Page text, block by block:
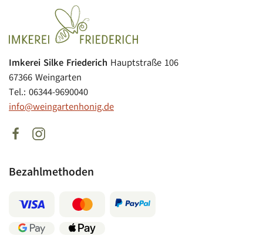
Imkerei Silke Friederich Hauptstraße 106
67366 Weingarten
Tel.: 06344-9690040
info@weingartenhonig.de
Bezahlmethoden